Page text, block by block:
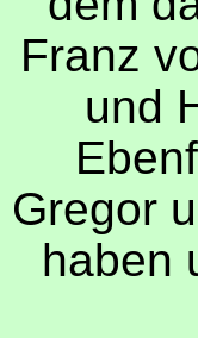
Franz
und
Gregor
haben